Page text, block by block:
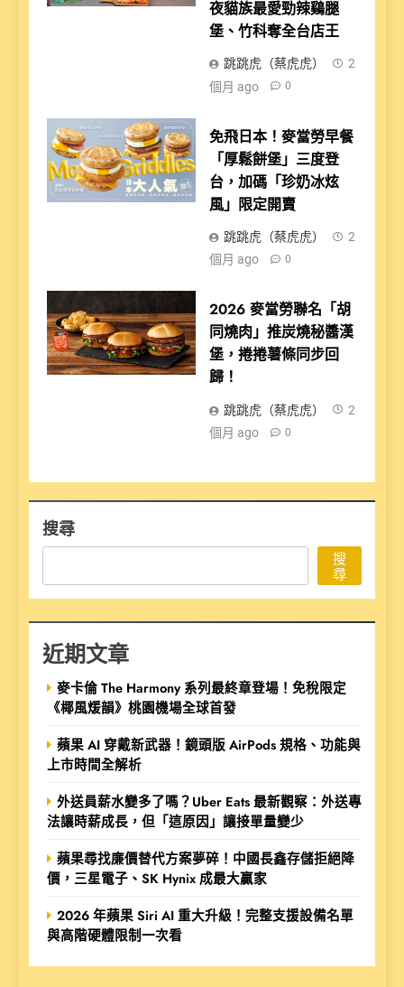
夜貓族最愛勁辣鷄腿
堡、竹科奪全台店王
跳跳虎（蔡虎虎）
2
個月 ago
0
免飛日本！麥當勞早餐
「厚鬆餅堡」三度登
台，加碼「珍奶冰炫
風」限定開賣
跳跳虎（蔡虎虎）
2
個月 ago
0
2026 麥當勞聯名「胡
同燒肉」推炭燒秘醬漢
堡，捲捲薯條同步回
歸！
跳跳虎（蔡虎虎）
2
個月 ago
0
搜尋
搜
尋
近期文章
麥卡倫 The Harmony 系列最終章登場！免稅限定
《椰風煖韻》桃園機場全球首發
蘋果 AI 穿戴新武器！鏡頭版 AirPods 規格、功能與
上市時間全解析
外送員薪水變多了嗎？Uber Eats 最新觀察：外送專
法讓時薪成長，但「這原因」讓接單量變少
蘋果尋找廉價替代方案夢碎！中國長鑫存儲拒絕降
價，三星電子、SK Hynix 成最大贏家
2026 年蘋果 Siri AI 重大升級！完整支援設備名單
與高階硬體限制一次看